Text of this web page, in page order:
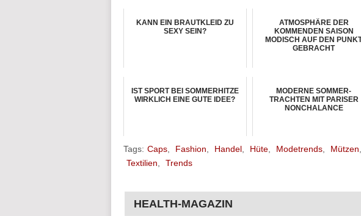
KANN EIN BRAUTKLEID ZU
SEXY SEIN?
ATMOSPHÄRE DER
KOMMENDEN SAISON
MODISCH AUF DEN
GEBRACHT
IST SPORT BEI SOMMERHITZE
WIRKLICH EINE GUTE IDEE?
MODERNE SOMMER-
TRACHTEN MIT PARISER
NONCHALANCE
Tags: Caps Fashion Handel Hüte Modetrends Mützen
Textilien
Trends
HEALTH-MAGAZIN